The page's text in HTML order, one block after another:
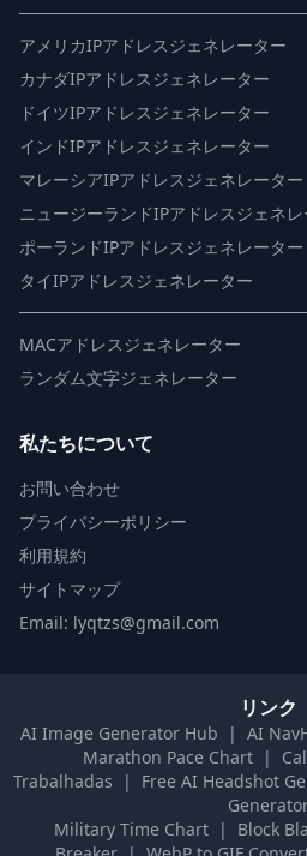
アメリカIPアドレスジェネレーター
カナダIPアドレスジェネレーター
ドイツIPアドレスジェネレーター
インドIPアドレスジェネレーター
マレーシアIPアドレスジェネレーター
ニュージーランドIPアドレスジェネ
ポーランドIPアドレスジェネレーター
タイIPアドレスジェネレーター
MACアドレスジェネレーター
ランダム文字ジェネレーター
私たちについて
お問い合わせ
プライバシーポリシー
利用規約
サイトマップ
Email: lyqtzs@gmail.com
リンク
AI Image Generator Hub | AI
Marathon Pace Chart |
Trabalhadas
| Free AI Headshot
Military Time Chart
| Block